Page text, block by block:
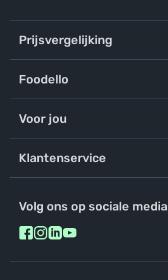
Prijsvergelijking
Foodello
Voor jou
Klantenservice
Volg ons op sociale media